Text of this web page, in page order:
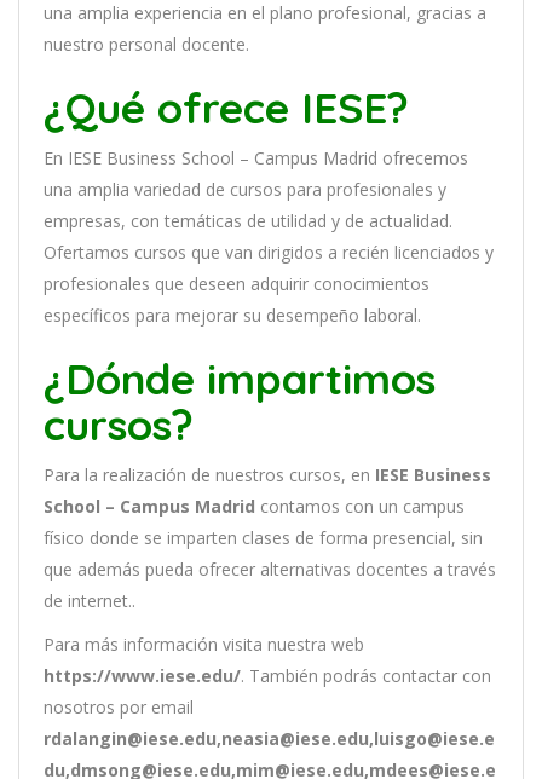
una amplia experiencia en el plano profesional, gracias a
nuestro personal docente.
¿Qué ofrece IESE?
En IESE Business School – Campus Madrid ofrecemos
una amplia variedad de cursos para profesionales y
empresas, con temáticas de utilidad y de actualidad.
Ofertamos cursos que van dirigidos a recién licenciados y
profesionales que deseen adquirir conocimientos
específicos para mejorar su desempeño laboral.
¿Dónde impartimos
cursos?
Para la realización de nuestros cursos, en IESE Business
School – Campus Madrid contamos con un campus
físico donde se imparten clases de forma presencial, sin
que además pueda ofrecer alternativas docentes a través
de internet..
Para más información visita nuestra web
https://www.iese.edu/. También podrás contactar con
nosotros por email
rdalangin@iese.edu,neasia@iese.edu,luisgo@iese.e
du,dmsong@iese.edu,mim@iese.edu,mdees@iese.e